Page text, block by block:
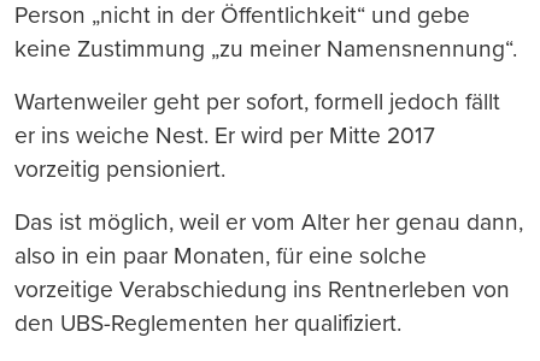
Person „nicht in der Öffentlichkeit“ und gebe
keine Zustimmung „zu meiner Namensnennung“.
Wartenweiler geht per sofort, formell jedoch fällt
er ins weiche Nest. Er wird per Mitte 2017
vorzeitig pensioniert.
Das ist möglich, weil er vom Alter her genau dann,
also in ein paar Monaten, für eine solche
vorzeitige Verabschiedung ins Rentnerleben von
den UBS-Reglementen her qualifiziert.